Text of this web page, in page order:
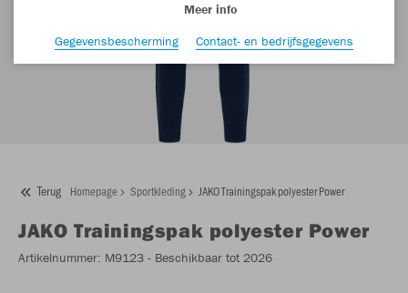
Terug Homepage Sportkleding JAKO Trainingspak polyester Power
JAKO Trainingspak polyester Power
Artikelnummer: M9123 - Beschikbaar tot 2026
Meer info
Gegevensbescherming
Contact- en bedrijfsgegevens